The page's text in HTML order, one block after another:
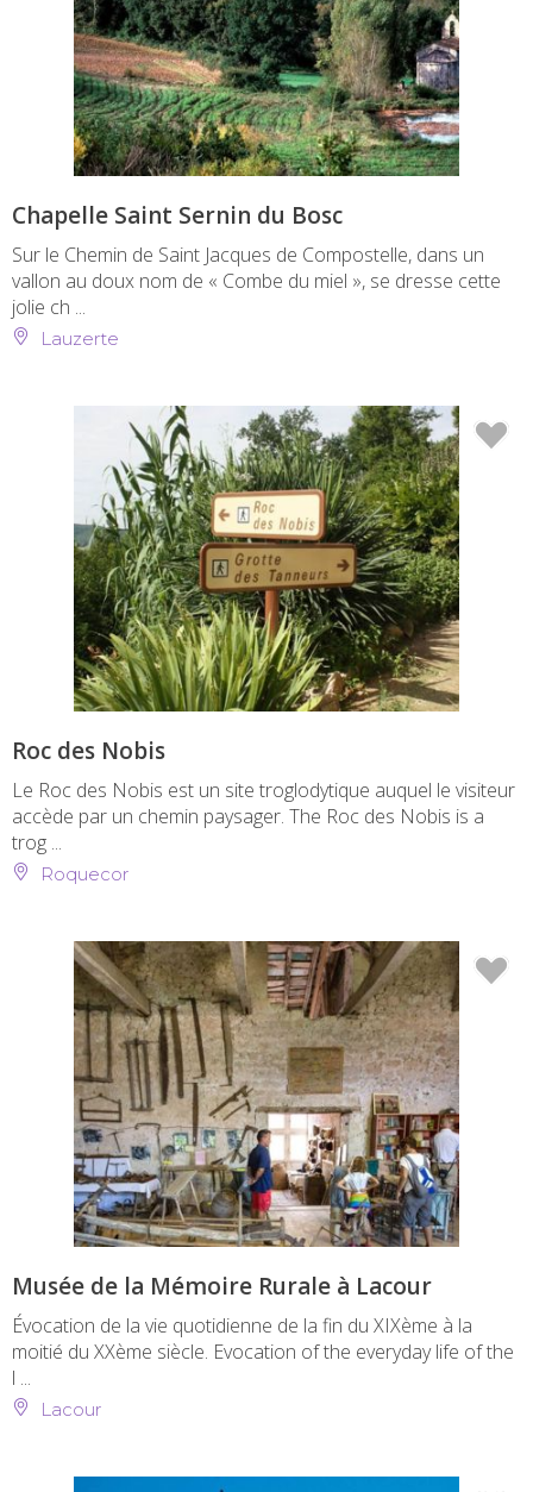
Chapelle Saint Sernin du Bosc
Sur le Chemin de Saint Jacques de Compostelle, dans un
vallon au doux nom de « Combe du miel », se dresse cette
jolie ch ...
Lauzerte
Roc des Nobis
Le Roc des Nobis est un site troglodytique auquel le visiteur
accède par un chemin paysager. The Roc des Nobis is a
trog ...
Roquecor
Musée de la Mémoire Rurale à Lacour
Évocation de la vie quotidienne de la fin du XIXème à la
moitié du XXème siècle. Evocation of the everyday life of the
l ...
Lacour